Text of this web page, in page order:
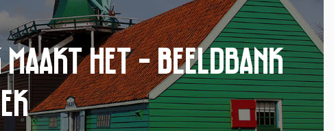
maakt het - Beeldbank